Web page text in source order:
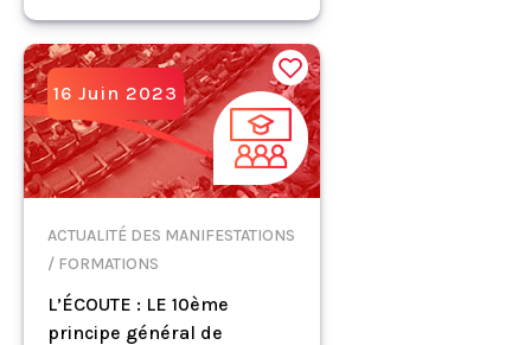
16 Juin 2023
ACTUALITÉ DES MANIFESTATIONS
/ FORMATIONS
L’ÉCOUTE : LE 10ème
principe général de